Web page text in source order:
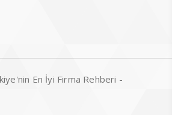
En İyi Firma Rehberi -